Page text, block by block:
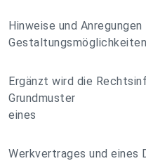
Hinweise und
Ergänzt wird die
Grundmuster
eines
Werkvertrages und eines